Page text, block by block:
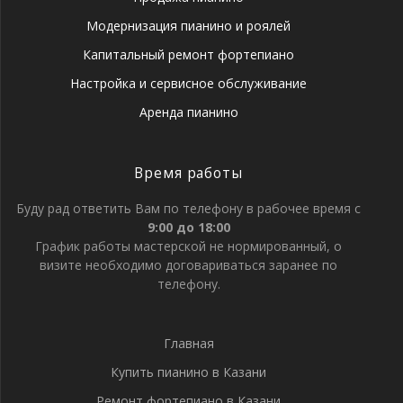
Модернизация пианино и роялей
Капитальный ремонт фортепиано
Настройка и сервисное обслуживание
Аренда пианино
Время работы
Буду рад ответить Вам по телефону в рабочее время с
9:00 до 18:00
График работы мастерской не нормированный, о
визите необходимо договариваться заранее по
телефону.
Главная
Купить пианино в Казани